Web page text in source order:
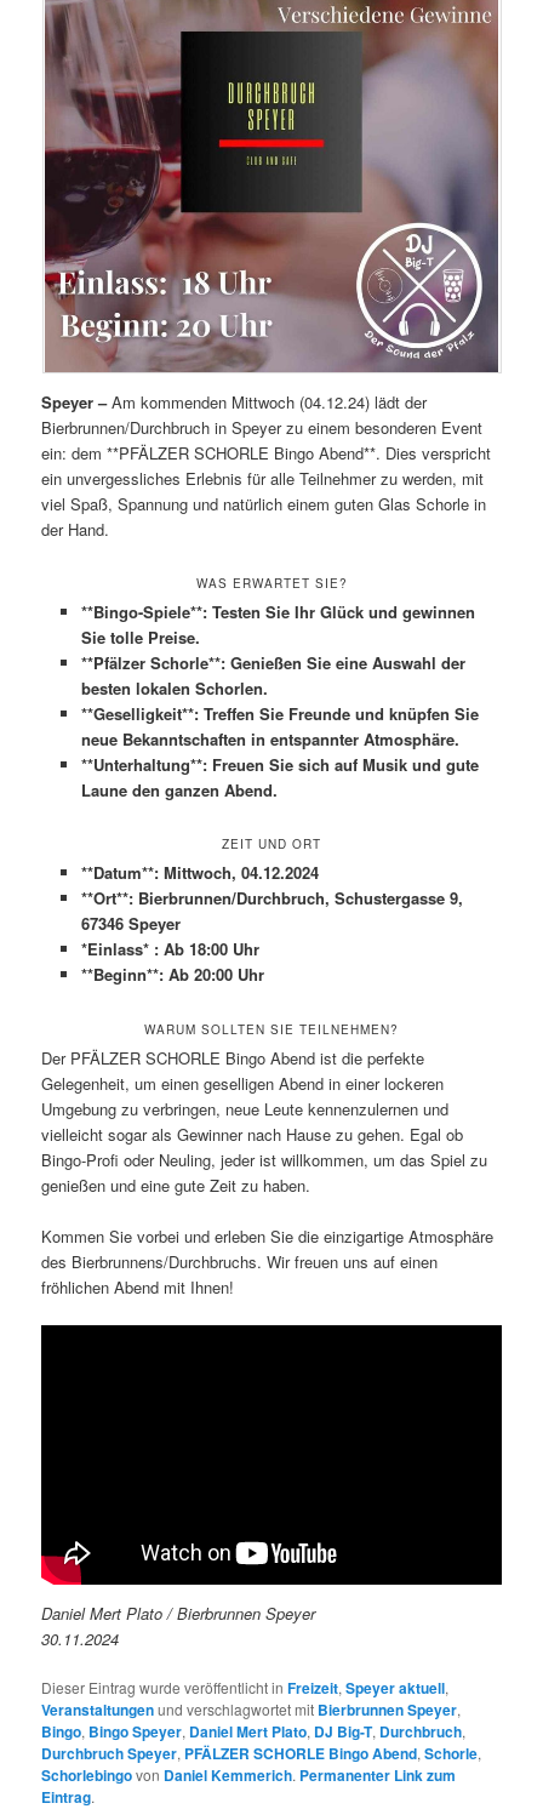
Speyer –Am kommenden Mittwoch (04.12.24) lädt der
Bierbrunnen/Durchbruch in Speyer zu einem besonderen Event
ein: dem **PFÄLZER SCHORLE Bingo Abend**. Dies verspricht
ein unvergessliches Erlebnis für alle Teilnehmer zu werden, mit
viel Spaß, Spannung und natürlich einem guten Glas Schorle in
der Hand.
WAS ERWARTET SIE?
**Bingo-Spiele**: Testen Sie Ihr Glück und gewinnen
Sie tolle Preise.
**Pfälzer Schorle**: Genießen Sie eine Auswahl der
besten lokalen Schorlen.
**Geselligkeit**: Treffen Sie Freunde und knüpfen Sie
neue Bekanntschaften in entspannter Atmosphäre.
**Unterhaltung**: Freuen Sie sich auf Musik und gute
Laune den ganzen Abend.
ZEIT UND ORT
**Datum**: Mittwoch, 04.12.2024
**Ort**: Bierbrunnen/Durchbruch, Schustergasse 9,
67346 Speyer
*Einlass* : Ab 18:00 Uhr
**Beginn**: Ab 20:00 Uhr
WARUM SOLLTEN SIE TEILNEHMEN?
Der PFÄLZER SCHORLE Bingo Abend ist die perfekte
Gelegenheit, um einen geselligen Abend in einer lockeren
Umgebung zu verbringen, neue Leute kennenzulernen und
vielleicht sogar als Gewinner nach Hause zu gehen. Egal ob
Bingo-Profi oder Neuling, jeder ist willkommen, um das Spiel zu
genießen und eine gute Zeit zu haben.
Kommen Sie vorbei und erleben Sie die einzigartige Atmosphäre
des Bierbrunnens/Durchbruchs. Wir freuen uns auf einen
fröhlichen Abend mit Ihnen!
Daniel Mert Plato / Bierbrunnen Speyer
30.11.2024
Dieser Eintrag wurde veröffentlicht inFreizeit,Speyer aktuell,
Veranstaltungenund verschlagwortet mit Bierbrunnen Speyer,
Bingo, Bingo Speyer, Daniel Mert Plato, DJ Big-T, Durchbruch,
Durchbruch Speyer, PFÄLZER SCHORLE Bingo Abend,Schorle,
Schorlebingovon Daniel Kemmerich. Permanenter Link zum
Eintrag.